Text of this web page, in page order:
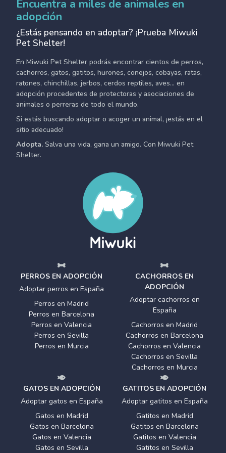
Encuentra a miles de animales en
adopción
¿Estás pensando en adoptar? ¡Prueba Miwuki
Pet Shelter!
En Miwuki Pet Shelter podrás encontrar cientos de perros,
cachorros, gatos, gatitos, hurones, conejos, cobayas, ratas,
ratones, chinchillas, jerbos, cerdos reptiles, aves... en
adopción procedentes de protectoras y asociaciones de
animales o perreras de todo el mundo.
Si estás buscando adoptar o acoger un animal, ¡estás en el
sitio adecuado!
Adopta. Salva una vida, gana un amigo. Con Miwuki Pet
Shelter.
PERROS EN ADOPCIÓN
Adoptar perros en España
Perros en Madrid
Perros en Barcelona
Perros en Valencia
Perros en Sevilla
Perros en Murcia
CACHORROS EN
ADOPCIÓN
Adoptar cachorros en
España
Cachorros en Madrid
Cachorros en Barcelona
Cachorros en Valencia
Cachorros en Sevilla
Cachorros en Murcia
GATOS EN ADOPCIÓN
Adoptar gatos en España
Gatos en Madrid
Gatos en Barcelona
Gatos en Valencia
Gatos en Sevilla
GATITOS EN ADOPCIÓN
Adoptar gatitos en España
Gatitos en Madrid
Gatitos en Barcelona
Gatitos en Valencia
Gatitos en Sevilla